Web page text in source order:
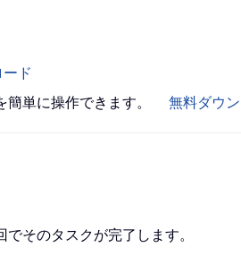
ド
単に操作できます。 無料ダウ
そのタスクが完了します。